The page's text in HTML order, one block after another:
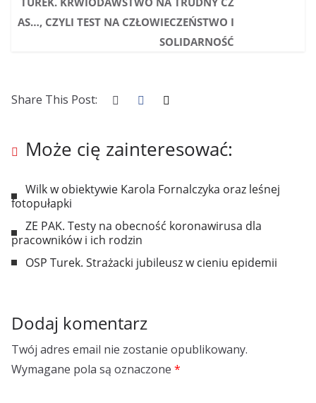
AS…, CZYLI TEST NA CZŁOWIECZEŃSTWO I
SOLIDARNOŚĆ
Share This Post:
Może cię zainteresować:
Wilk w obiektywie Karola Fornalczyka oraz leśnej
fotopułapki
ZE PAK. Testy na obecność koronawirusa dla
pracowników i ich rodzin
OSP Turek. Strażacki jubileusz w cieniu epidemii
Dodaj komentarz
Twój adres email nie zostanie opublikowany.
Wymagane pola są oznaczone *